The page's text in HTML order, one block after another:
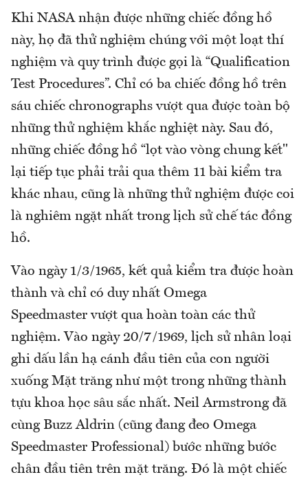
Khi NASA nhận được những chiếc đồng hồ
này, họ đã thử nghiệm chúng với một loạt thí
nghiệm và quy trình được gọi là “Qualification
Test Procedures”. Chỉ có ba chiếc đồng hồ trên
sáu chiếc chronographs vượt qua được toàn bộ
những thử nghiệm khắc nghiệt này. Sau đó,
những chiếc đồng hồ “lọt vào vòng chung kết"
lại tiếp tục phải trải qua thêm 11 bài kiểm tra
khác nhau, cũng là những thử nghiệm được coi
là nghiêm ngặt nhất trong lịch sử chế tác đồng
hồ.
Vào ngày 1/3/1965, kết quả kiểm tra được hoàn
thành và chỉ có duy nhất Omega
Speedmaster vượt qua hoàn toàn các thử
nghiệm. Vào ngày 20/7/1969, lịch sử nhân loại
ghi dấu lần hạ cánh đầu tiên của con người
xuống Mặt trăng như một trong những thành
tựu khoa học sâu sắc nhất. Neil Armstrong đã
cùng Buzz Aldrin (cũng đang đeo Omega
Speedmaster Professional) bước những bước
chân đầu tiên trên mặt trăng. Đó là một chiếc